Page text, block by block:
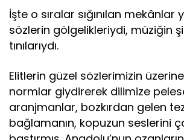
İşte o sıralar sığınılan mekânlar
sözlerin gölgelikleriydi, müziğin
tınılarıydı.
Elitlerin güzel sözlerimizin
normlar giydirerek dilimize
aranjmanlar, bozkırdan gelen
bağlamanın, kopuzun seslerini